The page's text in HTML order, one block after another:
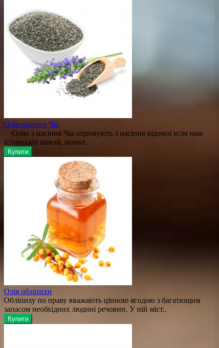
Олія насіння Чіа
Олію з насіння Чіа отримують з насіння відомої всім нам
іспанської шавлії, шляхо..
Купити
Олія обліпихи
Обліпиху по праву вважають цінною ягодою з багатющим
запасом необхідних людині речовин. У ній міст..
Купити